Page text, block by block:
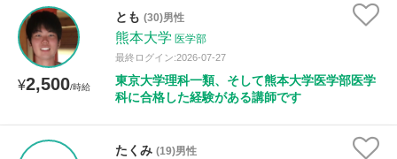
¥2,500/時給
とも (30)男性
熊本大学 医学部
最終ログイン:2026-07-27
東京大学理科一類、そして熊本大学医学部医学
科に合格した経験がある講師です
たくみ (19)男性